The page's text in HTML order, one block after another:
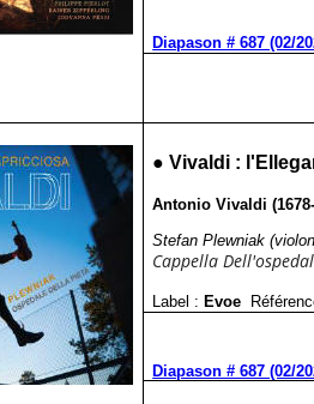
Diapason # 687 (02/
●Vivaldi :
Antonio Vivaldi
Stefan Plewniak
Cappella
Label : Evoe
Diapason # 687 (02/